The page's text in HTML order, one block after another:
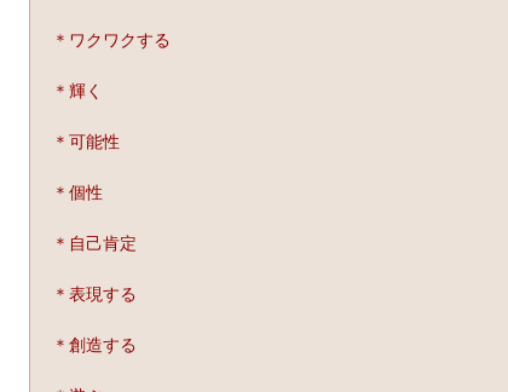
＊ワクワクする
＊輝く
＊可能性
＊個性
＊自己肯定
＊表現する
＊創造する